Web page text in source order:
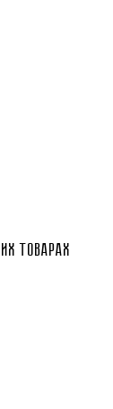
товарах